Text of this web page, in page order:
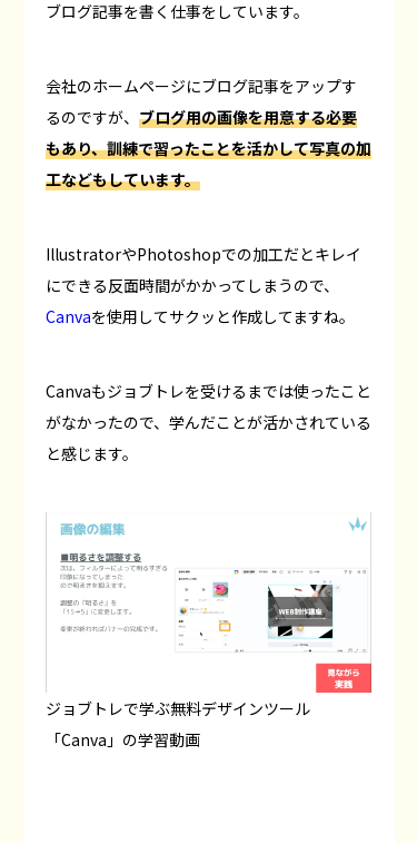
ブログ記事を書く仕事をしています。
会社のホームページにブログ記事をアップす
るのですが、 ブログ用の画像を用意する必要
もあり、訓練で習ったことを活かして写真の加
工などもしています。
IllustratorやPhotoshopでの加工だとキレイ
にできる反面時間がかかってしまうので、
Canvaを使用してサクッと作成してますね。
Canvaもジョブトレを受けるまでは使ったこと
がなかったので、学んだことが活かされている
と感じます。
ジョブトレで学ぶ無料デザインツール
「Canva」の学習動画